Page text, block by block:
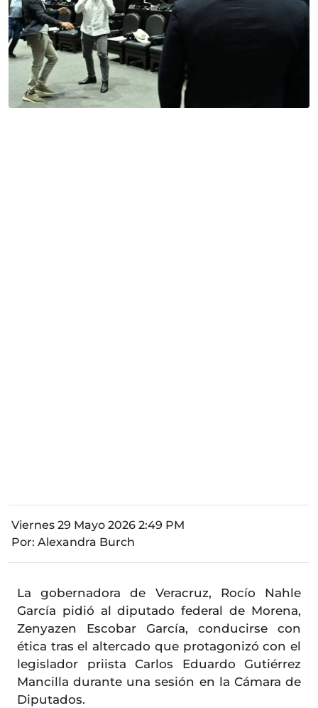
Viernes 29 Mayo 2026 2:49 PM
Por: Alexandra Burch
La gobernadora de Veracruz, Rocío Nahle
García pidió al diputado federal de Morena,
Zenyazen Escobar García, conducirse con
ética tras el altercado que protagonizó con el
legislador priista Carlos Eduardo Gutiérrez
Mancilla durante una sesión en la Cámara de
Diputados.